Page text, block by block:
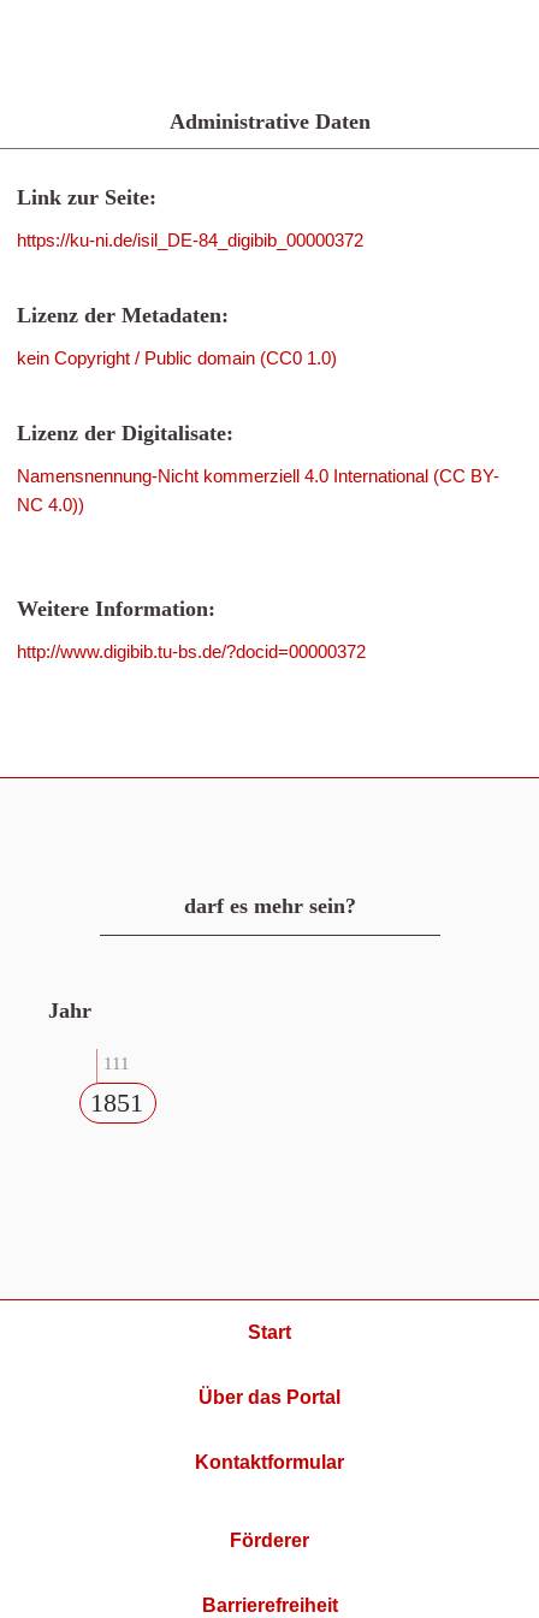
Administrative Daten
Link zur Seite:
https://ku-ni.de/isil_DE-84_digibib_00000372
Lizenz der Metadaten:
kein Copyright / Public domain (CC0 1.0)
Lizenz der Digitalisate:
Namensnennung-Nicht kommerziell 4.0 International (CC BY-
NC 4.0))
Weitere Information:
http://www.digibib.tu-bs.de/?docid=00000372
darf es mehr sein?
Jahr
111
1851
Start
Über das Portal
Kontaktformular
Förderer
Barrierefreiheit